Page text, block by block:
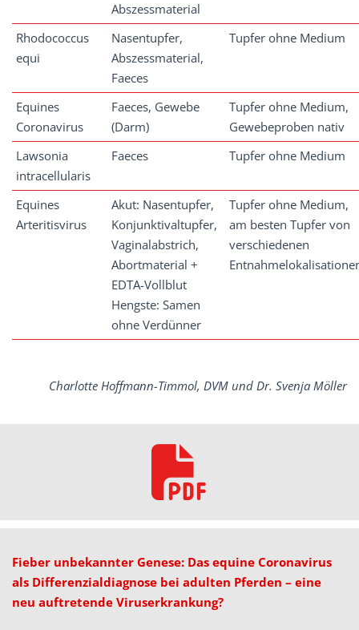
Abszessmaterial
Rhodococcus
equi
Nasentupfer,
Abszessmaterial,
Faeces
Tupfer ohne Medium
Equines
Coronavirus
Faeces, Gewebe
(Darm)
Tupfer ohne Medium,
Gewebeproben nativ
Lawsonia
intracellularis
Faeces Tupfer ohne Medium
Equines
Arteritisvirus
Akut: Nasentupfer,
Konjunktivaltupfer,
Vaginalabstrich,
Abortmaterial +
EDTA-Vollblut
Hengste: Samen
ohne Verdünner
Tupfer ohne Medium,
am besten Tupfer von
verschiedenen
Charlotte Hoffmann-Timmol, DVM und Dr. Svenja Möller
Fieber unbekannter Genese: Das equine Coronavirus
als Differenzialdiagnose bei adulten Pferden – eine
neu auftretende Viruserkrankung?